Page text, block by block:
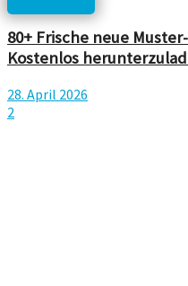
80+ Frische neue
Kostenlos
28. April 2026
2